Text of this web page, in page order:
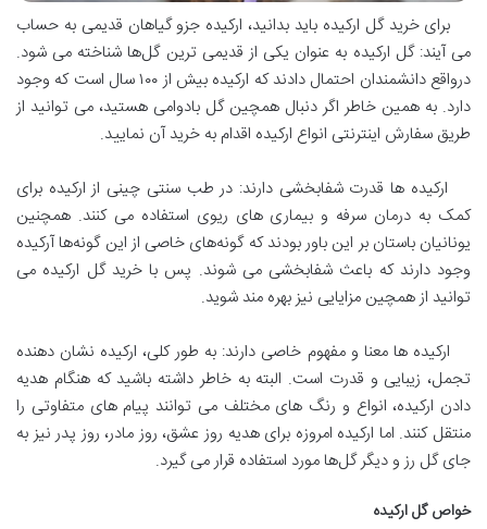
برای خرید گل ارکیده باید بدانید، ارکیده جزو گیاهان قدیمی به حساب
می آیند: گل ارکیده به عنوان یکی از قدیمی ترین گل‌ها شناخته می شود.
درواقع دانشمندان احتمال دادند که ارکیده بیش از ۱۰۰ سال است که وجود
دارد. به همین خاطر اگر دنبال همچین گل بادوامی هستید، می توانید از
طریق سفارش اینترنتی انواع ارکیده اقدام به خرید آن نمایید.
ارکیده ها قدرت شفابخشی دارند: در طب سنتی چینی از ارکیده برای
کمک به درمان سرفه و بیماری های ریوی استفاده می کنند. همچنین
یونانیان باستان بر این باور بودند که گونه‌های خاصی از این گونه‌ها آرکیده
وجود دارند که باعث شفابخشی می شوند. پس با خرید گل ارکیده می
توانید از همچین مزایایی نیز بهره مند شوید.
ارکیده ها معنا و مفهوم خاصی دارند: به طور کلی، ارکیده نشان دهنده
تجمل، زیبایی و قدرت است. البته به خاطر داشته باشید که هنگام هدیه
دادن ارکیده، انواع و رنگ های مختلف می توانند پیام های متفاوتی را
منتقل کنند. اما ارکیده امروزه برای هدیه روز عشق، روز مادر، روز پدر نیز به
جای گل رز و دیگر گل‌ها مورد استفاده قرار می گیرد.
خواص گل ارکیده